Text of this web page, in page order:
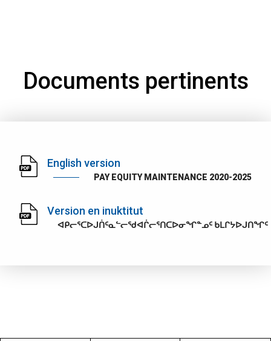
Documents pertinents
English version
PAY EQUITY MAINTENANCE 2020-2025
Version en inuktitut
ᐊᑭᓕᕐᑕᐅᒍᑏᑦᓇᓪᓕᖁᐊᒌᓕᕐᑎᑕᐅᓂᖏᓐᓄᑦ ᑲᒪᒋᔭᐅᒍᑎᖏᑦ